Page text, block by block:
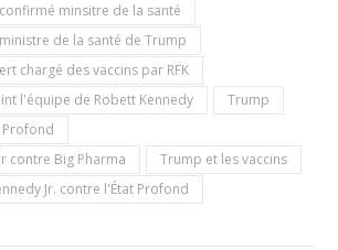
minsitre de la santé
de la santé de Trump
chargé des vaccins par RFK
l'équipe de Robett Kennedy
Trump
contre Big Pharma
Trump et les vaccins
Jr. contre l'État Profond